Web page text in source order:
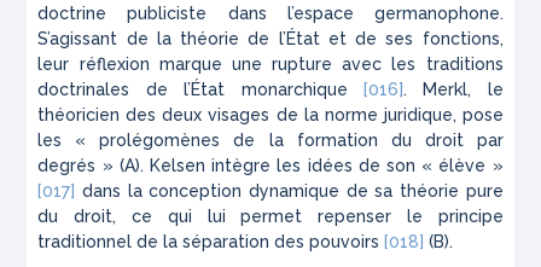
doctrine publiciste dans l’espace germanophone.
S’agissant de la théorie de l’État et de ses fonctions,
leur réflexion marque une rupture avec les traditions
doctrinales de l’État monarchique [016]. Merkl, le
théoricien des deux visages de la norme juridique, pose
les « prolégomènes de la formation du droit par
degrés » (A). Kelsen intègre les idées de son « élève »
[017] dans la conception dynamique de sa théorie pure
du droit, ce qui lui permet repenser le principe
traditionnel de la séparation des pouvoirs[018] (B).